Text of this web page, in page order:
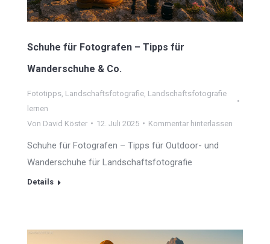
Schuhe für Fotografen – Tipps für
Wanderschuhe & Co.
Fototipps Landschaftsfotografie Landschaftsfotografie
lernen
Von David Köster 12. Juli 2025 Kommentar hinterlassen
Schuhe für Fotografen – Tipps für Outdoor- und
Wanderschuhe für Landschaftsfotografie
Details